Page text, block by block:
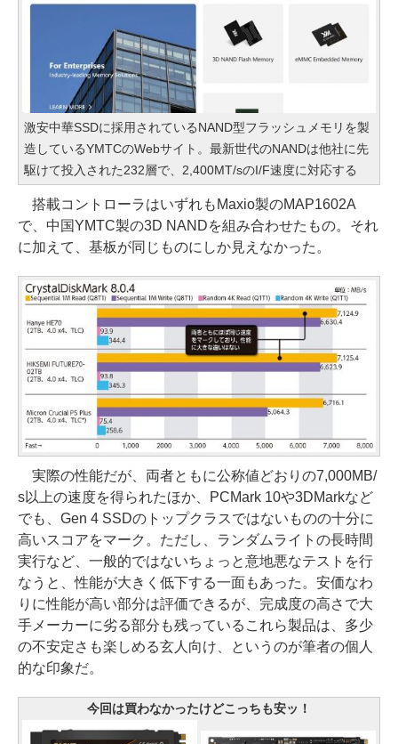
激安中華SSDに採用されているNAND型フラッシュメモリを製
造しているYMTCのWebサイト。最新世代のNANDは他社に先
駆けて投入された232層で、2,400MT/sのI/F速度に対応する
搭載コントローラはいずれもMaxio製のMAP1602A
で、中国YMTC製の3D NANDを組み合わせたもの。それ
に加えて、基板が同じものにしか見えなかった。
実際の性能だが、両者ともに公称値どおりの7,000MB/
s以上の速度を得られたほか、PCMark 10や3DMarkなど
でも、Gen 4 SSDのトップクラスではないものの十分に
高いスコアをマーク。ただし、ランダムライトの長時間
実行など、一般的ではないちょっと意地悪なテストを行
なうと、性能が大きく低下する一面もあった。安価なわ
りに性能が高い部分は評価できるが、完成度の高さで大
手メーカーに劣る部分も残っているこれら製品は、多少
の不安定さも楽しめる玄人向け、というのが筆者の個人
的な印象だ。
今回は買わなかったけどこっちも安ッ！